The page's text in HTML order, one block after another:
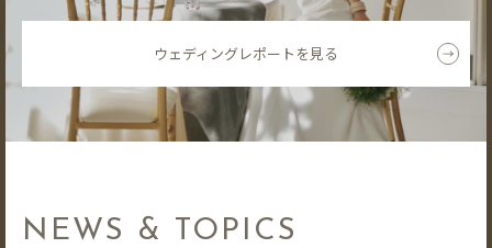
ウェディングレポートを見る
NEWS & TOPICS